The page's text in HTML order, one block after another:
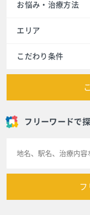
お悩み・治療方法
エリア
こだわり条件
フリーワードで
フ